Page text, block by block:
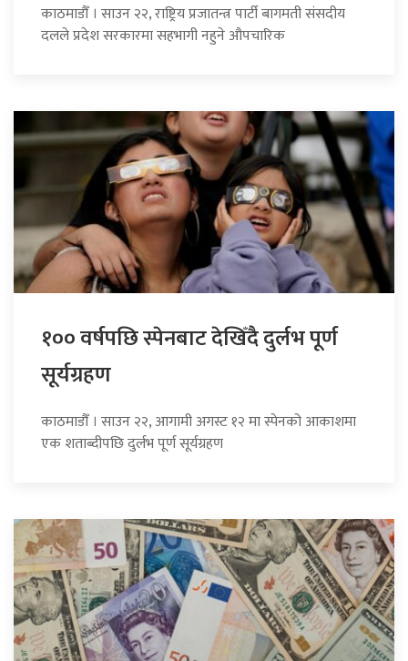
काठमाडौँ । साउन २२, राष्ट्रिय प्रजातन्त्र पार्टी बागमती संसदीय
दलले प्रदेश सरकारमा सहभागी नहुने औपचारिक
१०० वर्षपछि स्पेनबाट देखिँदै दुर्लभ पूर्ण
सूर्यग्रहण
काठमाडौँ । साउन २२, आगामी अगस्ट १२ मा स्पेनको आकाशमा
एक शताब्दीपछि दुर्लभ पूर्ण सूर्यग्रहण